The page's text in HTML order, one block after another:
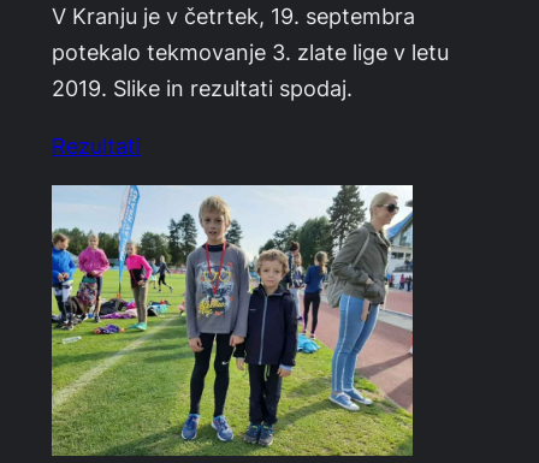
V Kranju je v četrtek, 19. septembra
potekalo tekmovanje 3. zlate lige v letu
2019. Slike in rezultati spodaj.
Rezultati